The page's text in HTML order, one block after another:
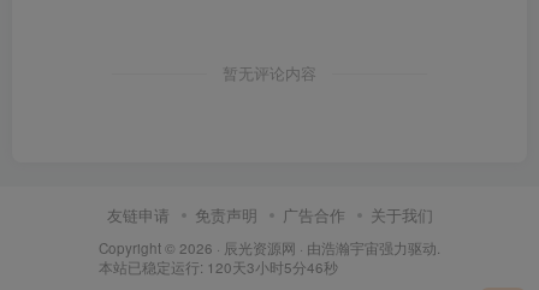
暂无评论内容
友链申请 免责声明 广告合作 关于我们
Copyright © 2026 · 辰光资源网 · 由浩瀚宇宙强力驱动.
本站已稳定运行: 120天3小时5分47秒